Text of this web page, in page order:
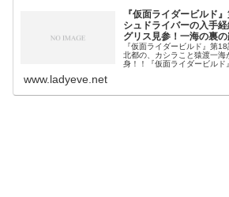
『仮面ライダービルド
シュドライバーの入手
グリス見参！一海の裏の
『仮面ライダービルド』第
北都の、カシラこと猿渡一
身！！『仮面ライダービル
www.ladyeve.net